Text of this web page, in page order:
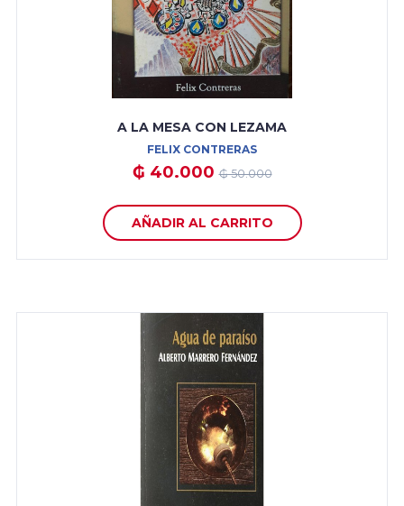
A LA MESA CON LEZAMA
FELIX CONTRERAS
₲ 40.000₲ 50.000
AÑADIR AL CARRITO